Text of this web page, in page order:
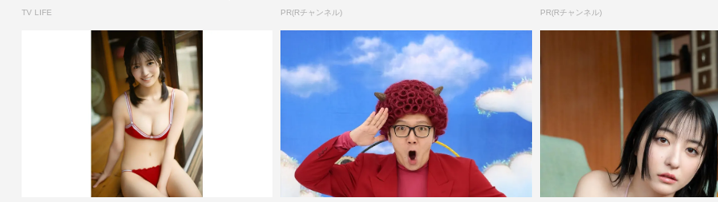
TV LIFE PR(Rチャンネル) PR(Rチャンネル)